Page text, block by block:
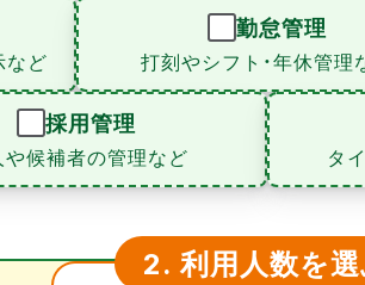
など
勤怠管理
打刻やシフト・年休管理
採用管理
候補者の管理など タ
2. 利用人数を